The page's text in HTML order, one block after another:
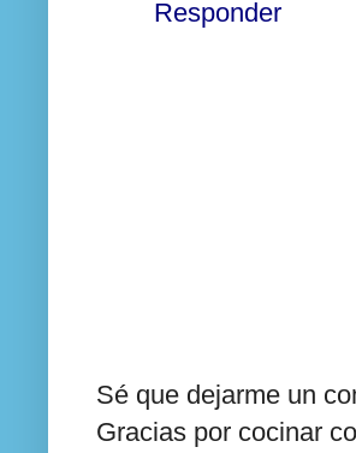
Responder
Sé que dejarme un
Gracias por cocinar